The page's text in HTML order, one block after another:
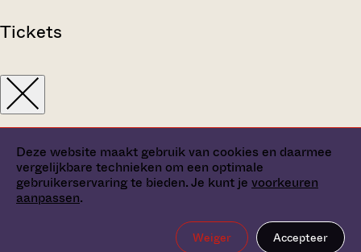
Deze website maakt gebruik van cookies en daarmee
vergelijkbare technieken om een optimale
gebruikerservaring te bieden. Je kunt je voorkeuren
aanpassen.
Weiger Accepteer
Tickets